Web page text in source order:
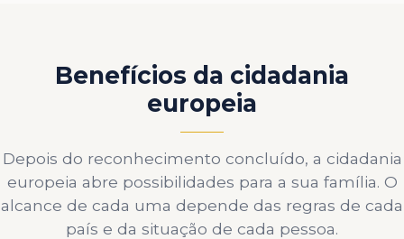
Benefícios da cidadania
europeia
Depois do reconhecimento concluído, a cidadania
europeia abre possibilidades para a sua família. O
alcance de cada uma depende das regras de cada
país e da situação de cada pessoa.